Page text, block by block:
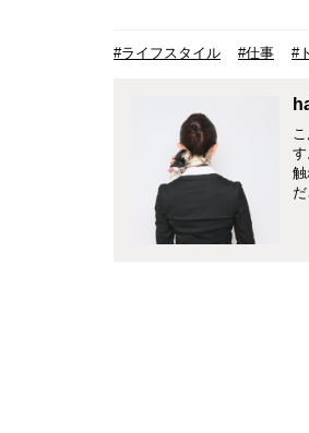
#ライフスタイル #仕事 #
だ